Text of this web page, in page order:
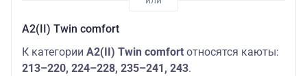
А2(II) Twin comfort
К категории А2(II) Twin comfort относятся каюты:
213–220, 224–228, 235–241, 243.